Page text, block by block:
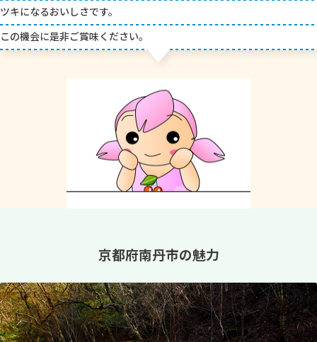
ツキになるおいしさです。
この機会に是非ご賞味ください。
京都府南丹市の魅力